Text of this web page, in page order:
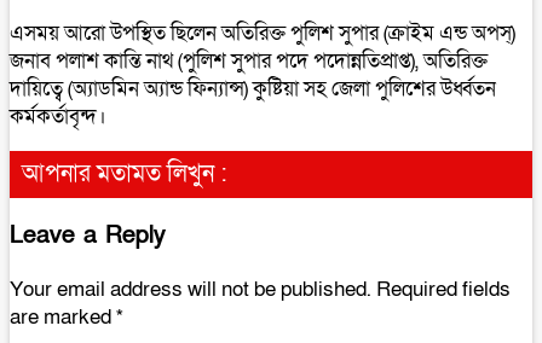
এসময় আরো উপস্থিত ছিলেন অতিরিক্ত পুলিশ সুপার (ক্রাইম এন্ড অপস্)
জনাব পলাশ কান্তি নাথ (পুলিশ সুপার পদে পদোন্নতিপ্রাপ্ত), অতিরিক্ত
দায়িত্বে (অ্যাডমিন অ্যান্ড ফিন্যান্স) কুষ্টিয়া সহ জেলা পুলিশের উর্ধ্বতন
কর্মকর্তাবৃন্দ।
আপনার মতামত লিখুন :
Leave a Reply
Your email address will not be published. Required fields
are marked*